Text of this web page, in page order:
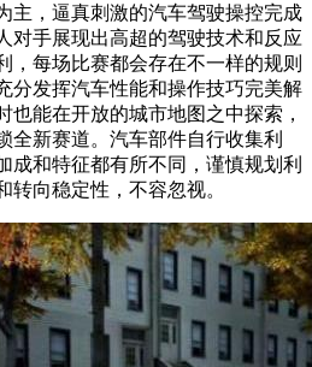
主，逼真刺激的汽车驾驶操控完成
对手展现出高超的驾驶技术和反应
，每场比赛都会存在不一样的规则
分发挥汽车性能和操作技巧完美解
也能在开放的城市地图之中探索，
全新赛道。汽车部件自行收集利
成和特征都有所不同，谨慎规划利
转向稳定性，不容忽视。